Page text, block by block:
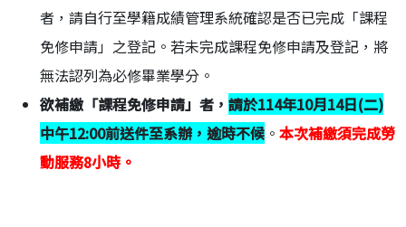
者，請自行至學籍成績管理系統確認是否已完成「課程
免修申請」之登記。若未完成課程免修申請及登記，將
無法認列為必修畢業學分。
欲補繳「課程免修申請」者， 請於114年10月14日(二)
中午12:00前送件至系辦，逾時不候 。 本次補繳須完成勞
動服務8小時。